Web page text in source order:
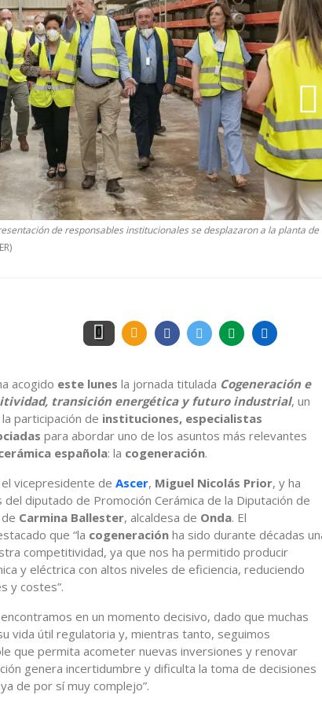
de responsables institucionales se desplazaron a la planta de
0
acogido este lunes la jornada titulada Cogeneración e
transición energética y futuro industrial, un
participación de instituciones, especialistas
para abordar uno de los asuntos más relevantes
española: la cogeneración.
vicepresidente de Ascer, Miguel Nicolás Prior, y ha
diputado de Promoción Cerámica de la Diputación de
Carmina Ballester, alcaldesa de Onda. El
que “la cogeneración ha sido durante décadas
competitividad, ya que nos ha permitido producir
y eléctrica con altos niveles de eficiencia, reduciendo
y costes”.
en un momento decisivo, dado que muchas
vida útil regulatoria y, mientras tanto, seguimos
que permita acometer nuevas inversiones y renovar
genera incertidumbre y dificulta la toma de decisiones
de por sí muy complejo”.